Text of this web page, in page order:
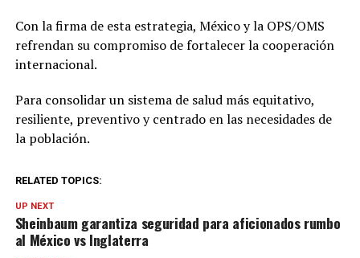
Con la firma de esta estrategia, México y la OPS/OMS
refrendan su compromiso de fortalecer la cooperación
internacional.
Para consolidar un sistema de salud más equitativo,
resiliente, preventivo y centrado en las necesidades de
la población.
RELATED TOPICS:
UP NEXT
Sheinbaum garantiza seguridad para aficionados rumbo
al México vs Inglaterra